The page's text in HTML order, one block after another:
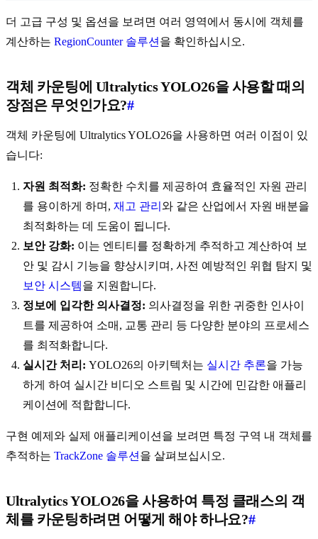
더 고급 구성 및 옵션을 보려면 여러 영역에서 동시에 객체를
계산하는 RegionCounter 솔루션 을 확인하십시오.
객체 카운팅에 Ultralytics YOLO26을 사용할 때의
장점은 무엇인가요?#
객체 카운팅에 Ultralytics YOLO26을 사용하면 여러 이점이 있
습니다:
자원 최적화: 정확한 수치를 제공하여 효율적인 자원 관리
를 용이하게 하며, 재고 관리 와 같은 산업에서 자원 배분을
최적화하는 데 도움이 됩니다.
보안 강화: 이는 엔티티를 정확하게 추적하고 계산하여 보
안 및 감시 기능을 향상시키며, 사전 예방적인 위협 탐지 및
보안 시스템을 지원합니다.
정보에 입각한 의사결정: 의사결정을 위한 귀중한 인사이
트를 제공하여 소매, 교통 관리 등 다양한 분야의 프로세스
를 최적화합니다.
실시간 처리: YOLO26의 아키텍처는 실시간 추론을 가능
하게 하여 실시간 비디오 스트림 및 시간에 민감한 애플리
케이션에 적합합니다.
구현 예제와 실제 애플리케이션을 보려면 특정 구역 내 객체를
추적하는 TrackZone 솔루션 을 살펴보십시오.
Ultralytics YOLO26을 사용하여 특정 클래스의 객
체를 카운팅하려면 어떻게 해야 하나요?#